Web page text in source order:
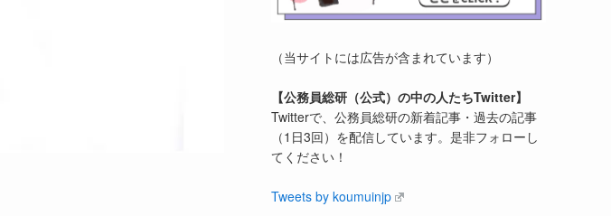
（当サイトには広告が含まれています）
【公務員総研（公式）の中の人たちTwitter】
Twitterで、公務員総研の新着記事・過去の記事
（1日3回）を配信しています。是非フォローし
てください！
Tweets by koumuinjp